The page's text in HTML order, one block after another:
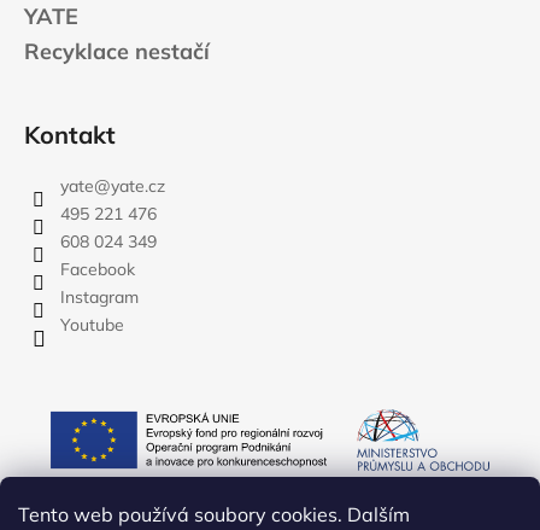
Tento web používá soubory cookies. Dalším
YATE
Recyklace nestačí
Kontakt
yate@yate.cz
495 221 476
608 024 349
Facebook
Instagram
Youtube